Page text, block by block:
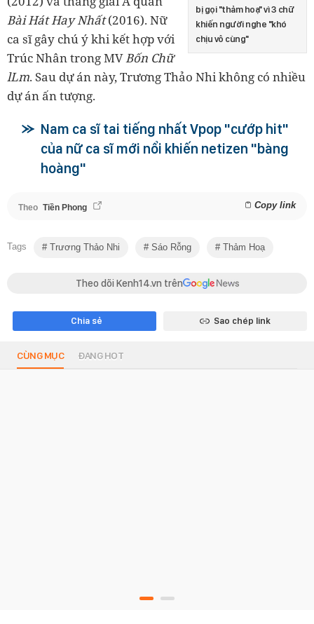
bị gọi "thảm hoạ" vì 3 chữ
khiến người nghe "khó
chịu vô cùng"
Bài Hát Hay Nhất(2016). Nữ
ca sĩ gây chú ý khi kết hợp với
Trúc Nhân trong MVBốn Chữ
lLm. Sau dự án này, Trương Thảo Nhi không có nhiều
dự án ấn tượng.
Nam ca sĩ tai tiếng nhất Vpop "cướp hit"
của nữ ca sĩ mới nổi khiến netizen "bàng
hoàng"
Theo Tiền Phong Copy link
Tags Trương Thảo Nhi Sáo Rỗng Thảm Hoạ
Theo dõi Kenh14.vn trên
Chia sẻ Sao chép link
CÙNG MỤC ĐANG HOT